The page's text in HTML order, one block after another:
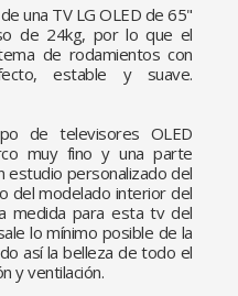
una TV LG OLED de 65"
de 24kg, por lo que el
de rodamientos con
estable y suave.
de televisores OLED
muy fino y una parte
estudio personalizado del
del modelado interior del
medida para esta tv del
lo mínimo posible de la
así la belleza de todo el
y ventilación.